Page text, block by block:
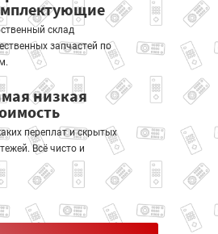
склад
запчастей по
низкая
переплат и скрытых
Всё чисто и